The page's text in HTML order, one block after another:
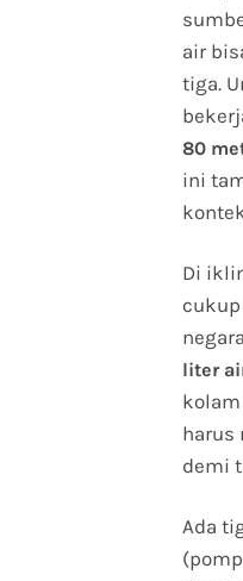
air
tiga.
80
ini
Di
liter
harus
demi
Ada